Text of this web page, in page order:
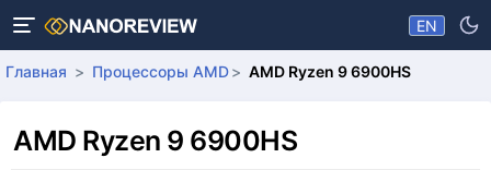
EN
Главная Процессоры AMD AMD Ryzen 9 6900HS
AMD Ryzen 9 6900HS